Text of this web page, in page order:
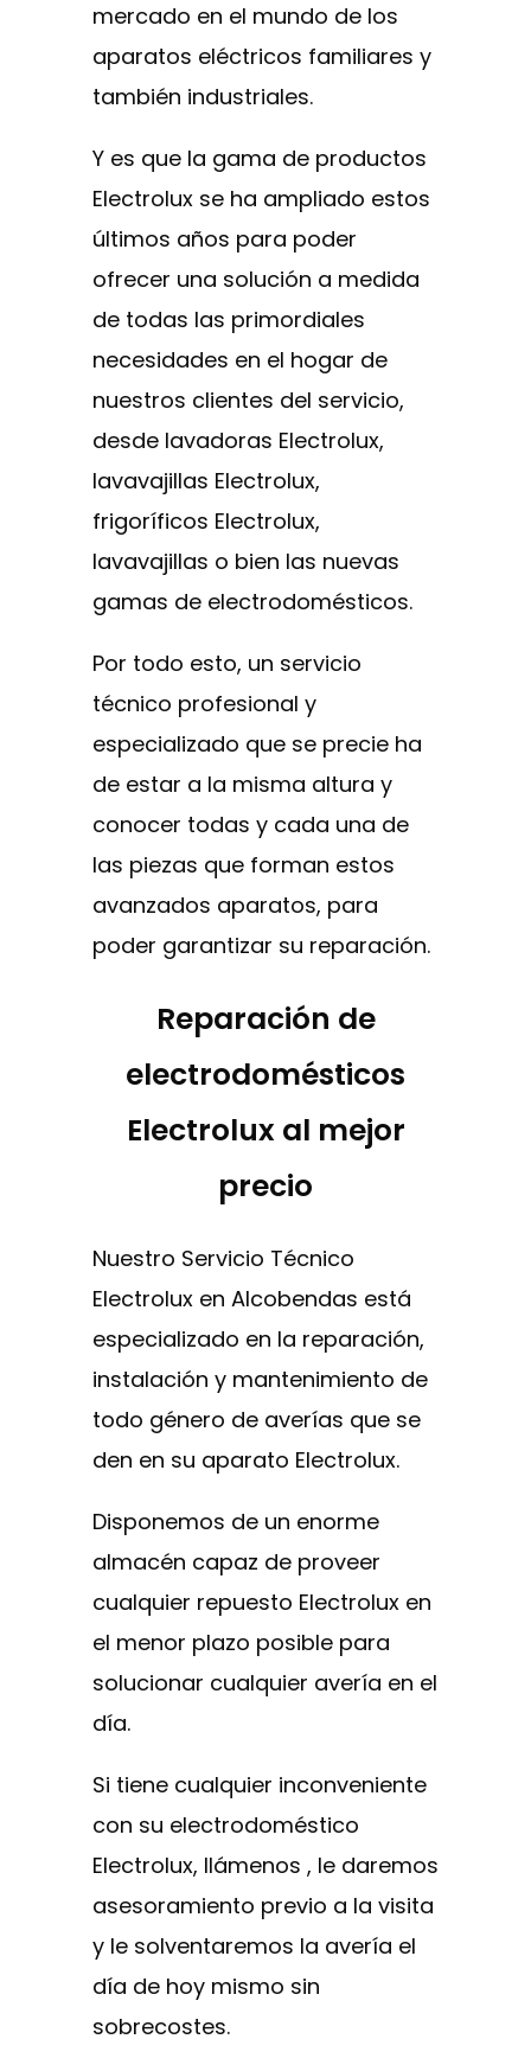
mercado en el mundo de los
aparatos eléctricos familiares y
también industriales.
Y es que la gama de productos
Electrolux se ha ampliado estos
últimos años para poder
ofrecer una solución a medida
de todas las primordiales
necesidades en el hogar de
nuestros clientes del servicio,
desde lavadoras Electrolux,
lavavajillas Electrolux,
frigoríficos Electrolux,
lavavajillas o bien las nuevas
gamas de electrodomésticos.
Por todo esto, un servicio
técnico profesional y
especializado que se precie ha
de estar a la misma altura y
conocer todas y cada una de
las piezas que forman estos
avanzados aparatos, para
poder garantizar su reparación.
Reparación de
electrodomésticos
Electrolux al mejor
precio
Nuestro Servicio Técnico
Electrolux en Alcobendas está
especializado en la reparación,
instalación y mantenimiento de
todo género de averías que se
den en su aparato Electrolux.
Disponemos de un enorme
almacén capaz de proveer
cualquier repuesto Electrolux en
el menor plazo posible para
solucionar cualquier avería en el
día.
Si tiene cualquier inconveniente
con su electrodoméstico
Electrolux, llámenos , le daremos
asesoramiento previo a la visita
y le solventaremos la avería el
día de hoy mismo sin
sobrecostes.